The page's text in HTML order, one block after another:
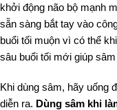
khởi động não bộ mạnh
sẵn sàng bắt tay vào
buổi tối muộn vì có thể
sâu buổi tối mới giúp
Khi dùng sâm, hãy uống
diễn ra. Dùng sâm khi